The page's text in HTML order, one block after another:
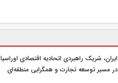
ایران، شریک راهبردی اتحادیه اقتصادی اوراسیا
در مسیر توسعه تجارت و همگرایی منطقه‌ای